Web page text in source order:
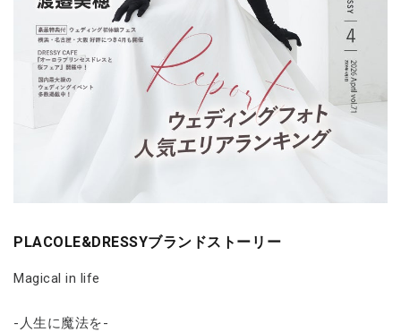
PLACOLE&DRESSYブランドストーリー
Magical in life
-人生に魔法を-